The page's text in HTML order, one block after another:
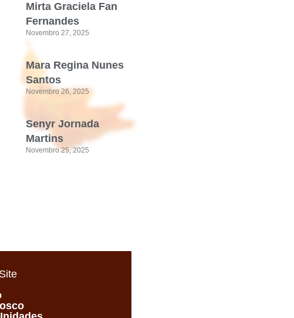
Mirta Graciela Fan
Fernandes
Novembro 27, 2025
Mara Regina Nunes
Santos
Novembro 26, 2025
Senyr Jornada
Martins
Novembro 25, 2025